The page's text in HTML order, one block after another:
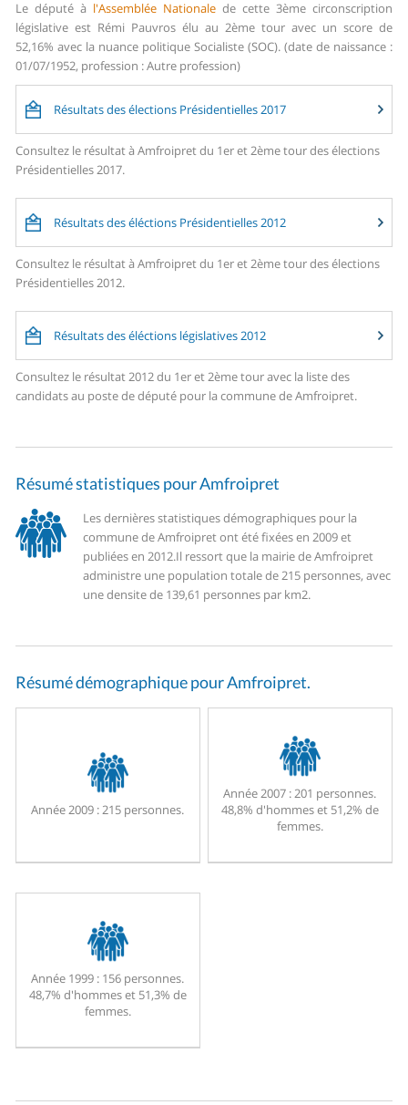
Le député à l'Assemblée Nationale de cette 3ème circonscription
législative est Rémi Pauvros élu au 2ème tour avec un score de
52,16% avec la nuance politique Socialiste (SOC). (date de naissance :
01/07/1952, profession : Autre profession)
Résultats des élections Présidentielles 2017
Consultez le résultat à Amfroipret du 1er et 2ème tour des élections
Présidentielles 2017.
Résultats des éléctions Présidentielles 2012
Consultez le résultat à Amfroipret du 1er et 2ème tour des élections
Présidentielles 2012.
Résultats des éléctions législatives 2012
Consultez le résultat 2012 du 1er et 2ème tour avec la liste des
candidats au poste de député pour la commune de Amfroipret.
Résumé statistiques pour Amfroipret
Les dernières statistiques démographiques pour la
commune de Amfroipret ont été fixées en 2009 et
publiées en 2012.Il ressort que la mairie de Amfroipret
administre une population totale de 215 personnes, avec
une densite de 139,61 personnes par km2.
Résumé démographique pour Amfroipret.
Année 2009 :215 personnes.
Année 2007 :201 personnes.
48,8% d'hommes et 51,2% de
femmes.
Année 1999 : 156 personnes.
48,7% d'hommes et 51,3% de
femmes.